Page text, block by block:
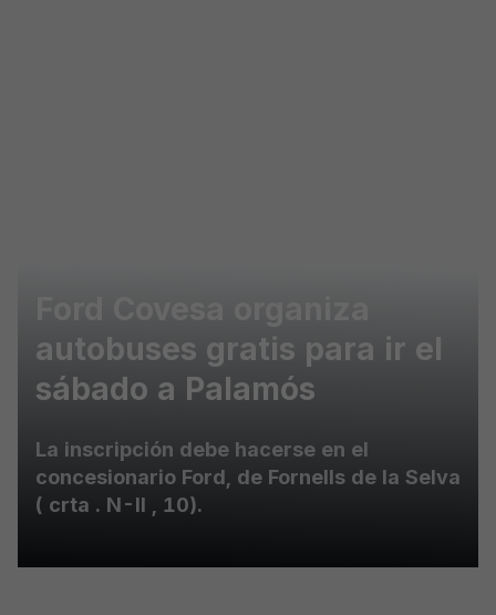
autobuses gratis para ir el
sábado a Palamós
La inscripción debe hacerse en el
concesionario Ford, de Fornells de la Selva
( crta . N-II , 10).